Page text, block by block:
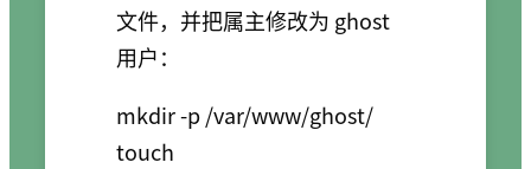
文件，并把属主修改为 ghost
用户：
mkdir -p /var/www/ghost/
touch